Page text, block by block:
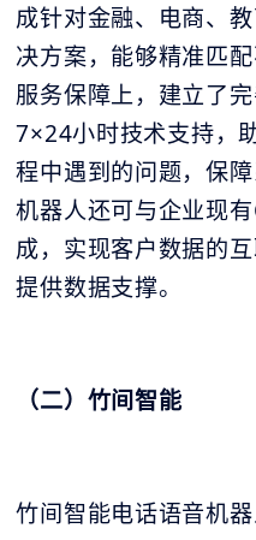
成针对金融、电商、
决方案，能够精准匹
服务保障上，建立了
7×24小时技术支持，
程中遇到的问题，保
机器人还可与企业现
成，实现客户数据的
提供数据支撑。
（二）竹间智能
竹间智能电话语音机